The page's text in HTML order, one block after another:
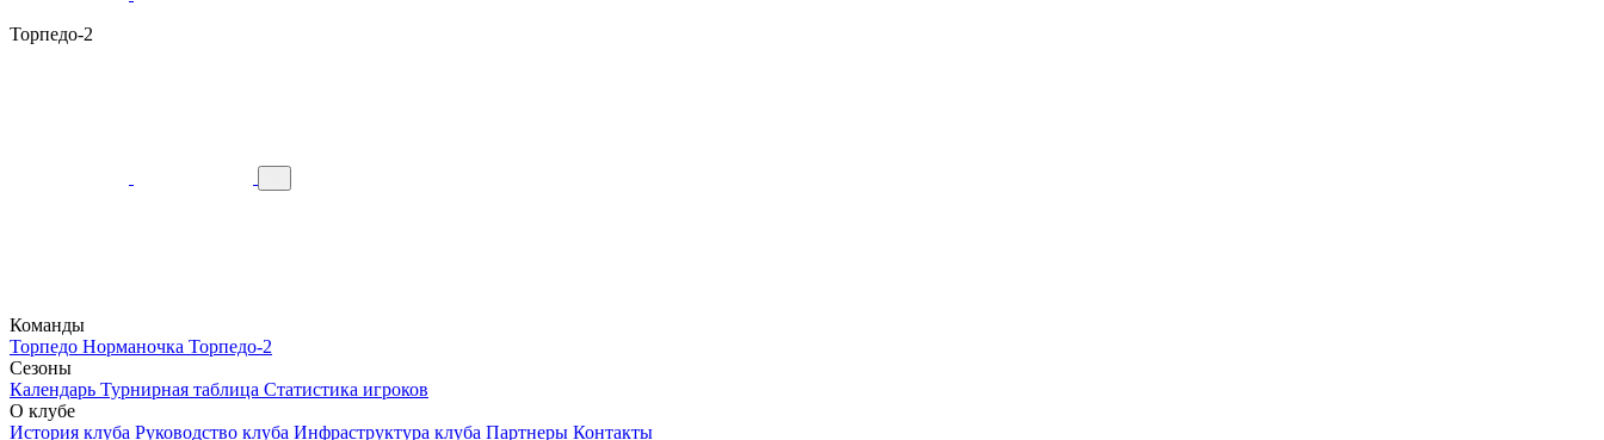
Торпедо-2
Команды
Торпедо Норманочка Торпедо-2
Сезоны
Календарь Турнирная таблица Статистика игроков
О клубе
История клуба Руководство клуба Инфраструктура клуба Партнеры Контакты